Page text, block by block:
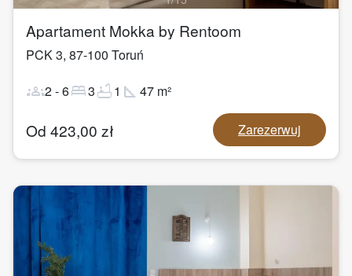
Apartament Mokka by Rentoom
PCK 3, 87-100 Toruń
groups2-6bed3bathtub1 square_foot 47 m²
Od 423,00 zł Zarezerwuj